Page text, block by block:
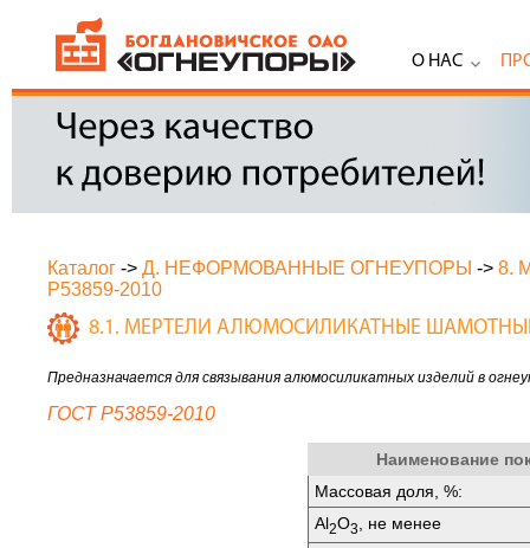
О НАС
Каталог -> Д. НЕФОРМОВАННЫЕ ОГНЕУПОРЫ -> 8.
Р53859-2010
8.1. МЕРТЕЛИ АЛЮМОСИЛИКАТНЫЕ
Предназначается для связывания алюмосиликатных изделий в
ГОСТ Р53859-2010
Наименование
Массовая доля, %:
Аl2O3
, не менее